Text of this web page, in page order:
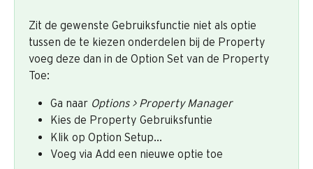
Zit de gewenste Gebruiksfunctie niet als optie
tussen de te kiezen onderdelen bij de Property
voeg deze dan in de Option Set van de Property
Toe:
Ga naar Options > Property Manager
Kies de Property Gebruiksfuntie
Klik op Option Setup...
Voeg via Add een nieuwe optie toe